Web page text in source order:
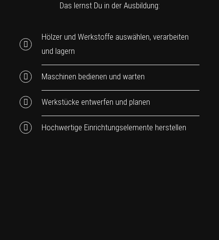
Das lernst Du in der Ausbildung:
Hölzer und Werkstoffe auswählen, verarbeiten
und lagern
Maschinen bedienen und warten
Werkstücke entwerfen und planen
Hochwertige Einrichtungselemente herstellen